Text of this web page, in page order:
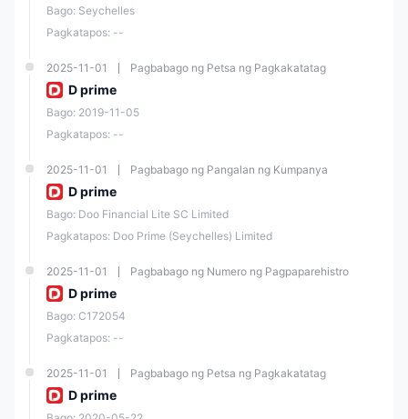
paraan upang malutas ang problema para sa iyo.
Narito ang mga detalye tungkol sa serbisyo sa customer.
Mga Wika : Ingles, Tsino, Hapones, Koreano, Espanyol, Thai,
Vietnamese.
Contact Form
Email: en.support@dooprime.com
Konklusyon
Sa buod, ang Doo Prime ay isang maayos na nakatatag na kumpanya
ng brokerage na may ilang mga positibong at negatibong aspeto.
Prime ay nagbibigay ng kumpiyansa sa mga pamantayan nito sa
pananalapi at proteksyon ng mga mamumuhunan.
Gayunpaman, bagaman mayroong kompetitibong spreads ang Doo
Bago: Seychelles
Pagkatapos: --
2025-11-01 Pagbabago ng Petsa ng Pagkakatatag
D prime
Bago: 2019-11-05
Pagkatapos: --
2025-11-01 Pagbabago ng Pangalan ng Kumpanya
D prime
Bago: Doo Financial Lite SC Limited
Pagkatapos: Doo Prime (Seychelles) Limited
2025-11-01 Pagbabago ng Numero ng Pagpaparehistro
D prime
Bago: C172054
Pagkatapos: --
2025-11-01 Pagbabago ng Petsa ng Pagkakatatag
D prime